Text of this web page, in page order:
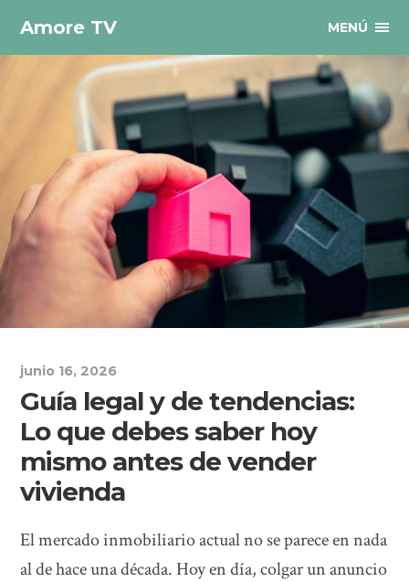
Amore TV MENÚ
junio 16, 2026
Guía legal y de tendencias:
Lo que debes saber hoy
mismo antes de vender
vivienda
El mercado inmobiliario actual no se parece en nada
al de hace una década. Hoy en día, colgar un anuncio